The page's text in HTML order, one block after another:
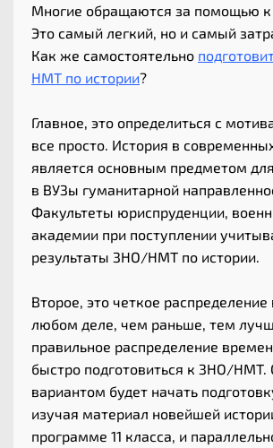
Многие обращаются за помощью к
Это самый легкий, но и самый
Как же самостоятельно
НМТ по истории?
Главное, это определиться с
все просто. История в
является основным предметом
в ВУЗы гуманитарной
Факультеты юриспруденции,
академии при поступлении
результаты ЗНО/НМТ по истории.
Второе, это четкое
любом деле, чем раньше, тем
правильное распределение
быстро подготовиться к ЗНО/
вариантом будет начать
изучая материал новейшей
программе 11 класса, и